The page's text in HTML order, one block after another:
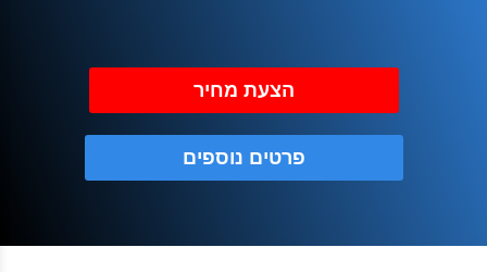
הצעת מחיר
פרטים נוספים